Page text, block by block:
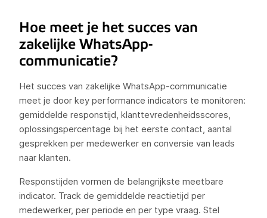
Hoe meet je het succes van
zakelijke WhatsApp-
communicatie?
Het succes van zakelijke WhatsApp-communicatie
meet je door key performance indicators te monitoren:
gemiddelde responstijd, klanttevredenheidsscores,
oplossingspercentage bij het eerste contact, aantal
gesprekken per medewerker en conversie van leads
naar klanten.
Responstijden vormen de belangrijkste meetbare
indicator. Track de gemiddelde reactietijd per
medewerker, per periode en per type vraag. Stel